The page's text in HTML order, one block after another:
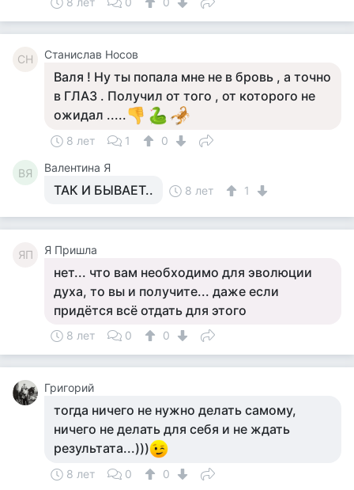
СН Станислав Носов
Валя ! Ну ты попала мне не в бровь , а точно
в ГЛАЗ . Получил от того , от которого не
ожидал .....
8 лет 1 0
ВЯ Валентина Я
ТАК И БЫВАЕТ.. 8 лет 1
ЯП Я Пришла
нет... что вам необходимо для эволюции
духа, то вы и получите... даже если
придётся всё отдать для этого
8 лет 0 0
Григорий
тогда ничего не нужно делать самому,
ничего не делать для себя и не ждать
результата...)))
8 лет 0 0